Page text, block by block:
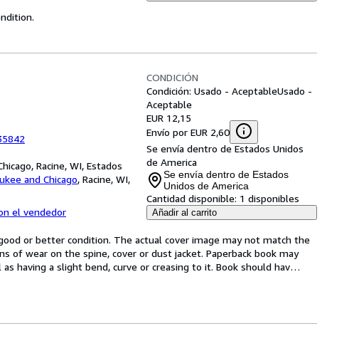
Racine, WI, Estados
and Chicago, Racine, WI,
el vendedor
CONDICIÓN
Condición: Usado - AceptableUsado -
Aceptable
EUR 12,15
Envío por EUR 2,60
Se envía dentro de Estados Unidos
de America
Se envía dentro de Estados
Unidos de America
Cantidad disponible: 1 disponibles
Añadir al carrito
or better condition. The actual cover image may not match the
of wear on the spine, cover or dust jacket. Paperback book may
having a slight bend, curve or creasing to it. Book should hav…